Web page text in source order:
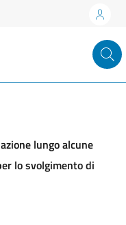
lungo alcune
lo svolgimento di